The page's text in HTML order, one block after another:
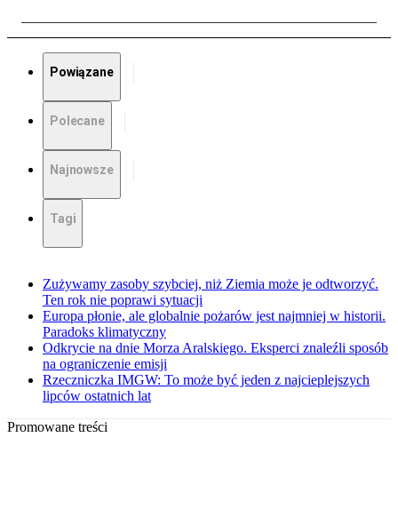
Powiązane
Polecane
Najnowsze
Tagi
Zużywamy zasoby szybciej, niż Ziemia może je odtworzyć.
Ten rok nie poprawi sytuacji
Europa płonie, ale globalnie pożarów jest najmniej w historii.
Paradoks klimatyczny
Odkrycie na dnie Morza Aralskiego. Eksperci znaleźli sposób
na ograniczenie emisji
Rzeczniczka IMGW: To może być jeden z najcieplejszych
lipców ostatnich lat
Promowane treści